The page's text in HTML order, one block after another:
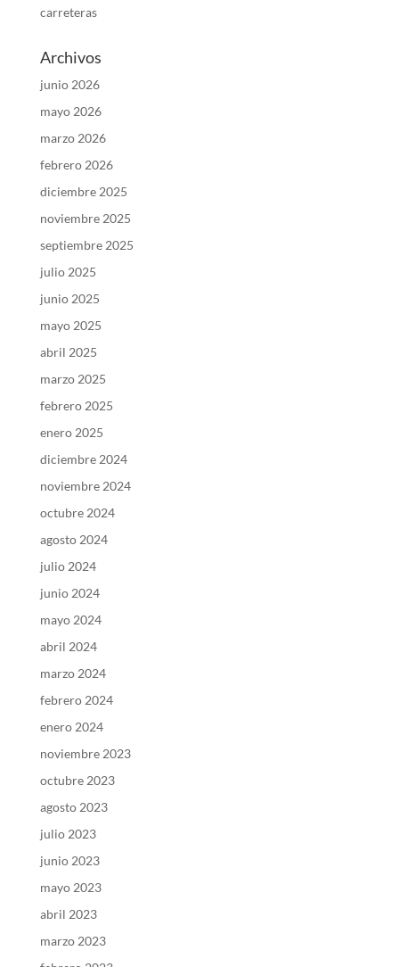
carreteras
Archivos
junio 2026
mayo 2026
marzo 2026
febrero 2026
diciembre 2025
noviembre 2025
septiembre 2025
julio 2025
junio 2025
mayo 2025
abril 2025
marzo 2025
febrero 2025
enero 2025
diciembre 2024
noviembre 2024
octubre 2024
agosto 2024
julio 2024
junio 2024
mayo 2024
abril 2024
marzo 2024
febrero 2024
enero 2024
noviembre 2023
octubre 2023
agosto 2023
julio 2023
junio 2023
mayo 2023
abril 2023
marzo 2023